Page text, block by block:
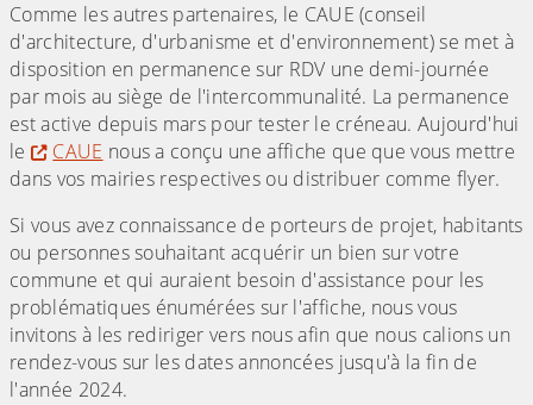
Comme les autres partenaires, le CAUE (conseil
d'architecture, d'urbanisme et d'environnement) se met à
disposition en permanence sur RDV une demi-journée
par mois au siège de l'intercommunalité. La permanence
est active depuis mars pour tester le créneau. Aujourd'hui
le
CAUE nous a conçu une affiche que que vous mettre
dans vos mairies respectives ou distribuer comme flyer.
Si vous avez connaissance de porteurs de projet, habitants
ou personnes souhaitant acquérir un bien sur votre
commune et qui auraient besoin d'assistance pour les
problématiques énumérées sur l'affiche, nous vous
invitons à les rediriger vers nous afin que nous calions un
rendez-vous sur les dates annoncées jusqu'à la fin de
l'année 2024.